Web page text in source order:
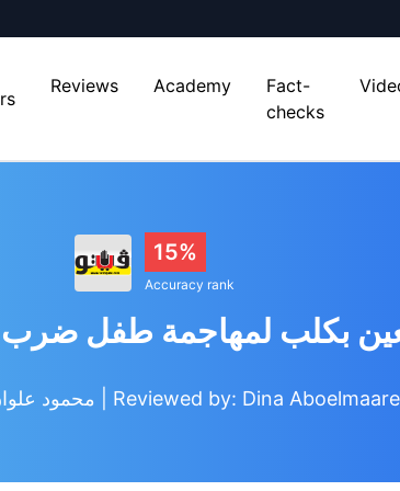
Reviews Academy
Fact-
checks
15%
Accuracy rank
بكلب لمهاجمة طفل ضرب
| Reviewed by: Dina